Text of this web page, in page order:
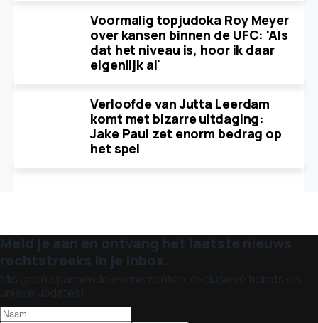
Voormalig topjudoka Roy Meyer
over kansen binnen de UFC: 'Als
dat het niveau is, hoor ik daar
eigenlijk al'
Verloofde van Jutta Leerdam
komt met bizarre uitdaging:
Jake Paul zet enorm bedrag op
het spel
Meld je aan en ontvang het laatste nieuws
rechtstreeks in je inbox.
Mis geen spannende evenementen, exclusieve tickets en
unieke updates!